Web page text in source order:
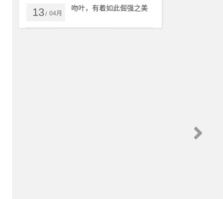
13/ 04月
吻叶，有着如此倔强之美